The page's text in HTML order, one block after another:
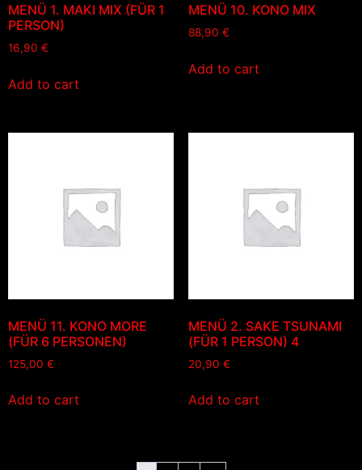
MENÜ 1. MAKI MIX (FÜR 1
PERSON)
16,90 €
Add to cart
MENÜ 10. KONO MIX
88,90 €
Add to cart
MENÜ 11. KONO MORE
(FÜR 6 PERSONEN)
125,00 €
Add to cart
MENÜ 2. SAKE TSUNAMI
(FÜR 1 PERSON) 4
20,90 €
Add to cart